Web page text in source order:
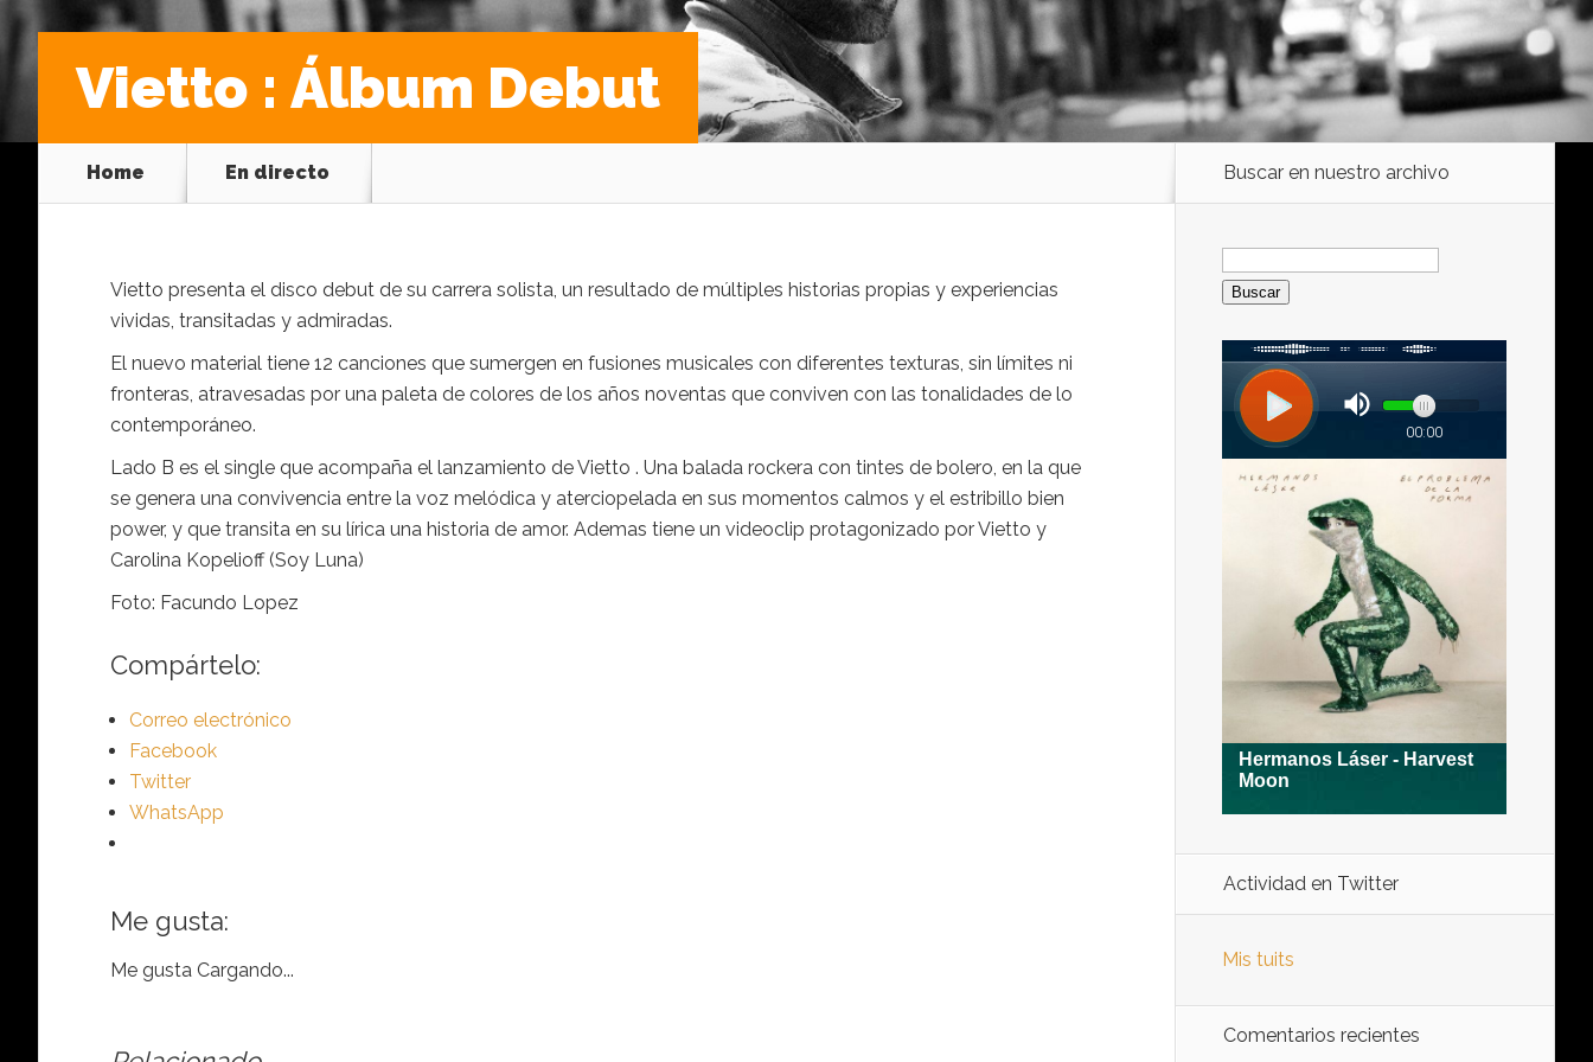
Vietto : Álbum Debut
Home En directo
Vietto presenta el disco debut de su carrera solista, un resultado de múltiples historias propias y experiencias
vividas, transitadas y admiradas.
El nuevo material tiene 12 canciones que sumergen en fusiones musicales con diferentes texturas, sin límites ni
fronteras, atravesadas por una paleta de colores de los años noventas que conviven con las tonalidades de lo
contemporáneo.
Lado B es el single que acompaña el lanzamiento de Vietto . Una balada rockera con tintes de bolero, en la que
se genera una convivencia entre la voz melódica y aterciopelada en sus momentos calmos y el estribillo bien
power, y que transita en su lírica una historia de amor. Ademas tiene un videoclip protagonizado por Vietto y
Carolina Kopelioff (Soy Luna)
Foto: Facundo Lopez
Compártelo:
Correo electrónico
Facebook
Twitter
WhatsApp
Me gusta:
Me gusta Cargando...
Buscar en nuestro archivo
Buscar:
Actividad en Twitter
Mis tuits
Comentarios recientes